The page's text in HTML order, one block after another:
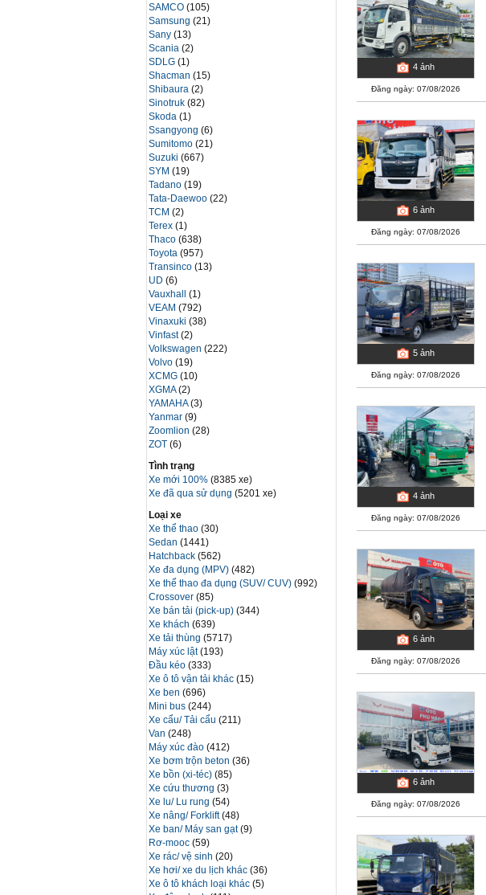
SAMCO(105)
Samsung(21)
Sany(13)
Scania(2)
SDLG(1)
Shacman(15)
Shibaura(2)
Sinotruk(82)
Skoda(1)
Ssangyong(6)
Sumitomo(21)
Suzuki(667)
SYM(19)
Tadano(19)
Tata-Daewoo(22)
TCM(2)
Terex(1)
Thaco(638)
Toyota(957)
Transinco(13)
UD(6)
Vauxhall(1)
VEAM(792)
Vinaxuki(38)
Vinfast(2)
Volkswagen(222)
Volvo(19)
XCMG(10)
XGMA(2)
YAMAHA(3)
Yanmar(9)
Zoomlion(28)
ZOT(6)
Tình trạng
Xe mới 100% (8385 xe)
Xe đã qua sử dụng (5201 xe)
Loại xe
Xe thể thao(30)
Sedan(1441)
Hatchback(562)
Xe đa dụng (MPV)(482)
Xe thể thao đa dụng (SUV/ CUV)(992)
Crossover(85)
Xe bán tải (pick-up)(344)
Xe khách(639)
Xe tải thùng(5717)
Máy xúc lật(193)
Đầu kéo(333)
Xe ô tô vận tải khác(15)
Xe ben(696)
Mini bus(244)
Xe cẩu/ Tải cẩu(211)
Van(248)
Máy xúc đào(412)
Xe bơm trộn beton(36)
Xe bồn (xi-téc)(85)
Xe cứu thương(3)
Xe lu/ Lu rung(54)
Xe nâng/ Forklift(48)
Xe ban/ Máy san gạt(9)
Rơ-mooc(59)
Xe rác/ vệ sinh(20)
Xe hơi/ xe du lịch khác(36)
Xe ô tô khách loại khác(5)
4 ảnh
Đăng ngày: 07/08/2026
6 ảnh
Đăng ngày: 07/08/2026
5 ảnh
Đăng ngày: 07/08/2026
4 ảnh
Đăng ngày: 07/08/2026
6 ảnh
Đăng ngày: 07/08/2026
6 ảnh
Đăng ngày: 07/08/2026